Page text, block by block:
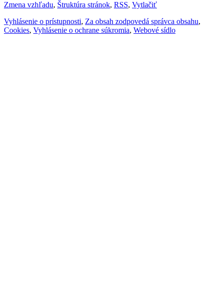
Zmena vzhľadu, Štruktúra stránok, RSS, Vytlačiť
Vyhlásenie o prístupnosti, Za obsah zodpovedá správca obsahu,
Cookies, Vyhlásenie o ochrane súkromia, Webové sídlo